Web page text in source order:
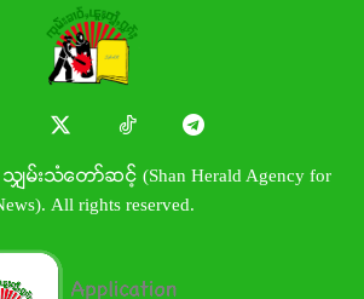
သျှမ်းသံတော်ဆင့် (Shan Herald Agency for
All rights reserved.